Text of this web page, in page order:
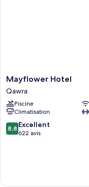
Mayflower
Hotel
Qawra
Mayflower Hotel
Qawra
Piscine
Climatisation
8.8
sur
8,8 Excellent
622 avis